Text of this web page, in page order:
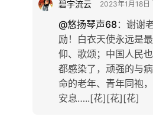
碧宇流云 2023年1月18日
@悠扬琴声68： 谢谢
励！白衣天使永远是
仰、歌颂；中国人民
都感染了，顽强的与
命的老年、青年同袍
安息…..[花][花][花]